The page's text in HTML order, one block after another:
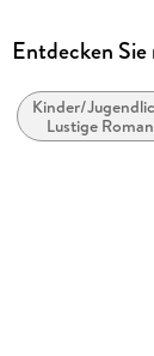
Reihe
Autor/Autorin
Timo Parvela
Entdecken
Kinder/
Lustige